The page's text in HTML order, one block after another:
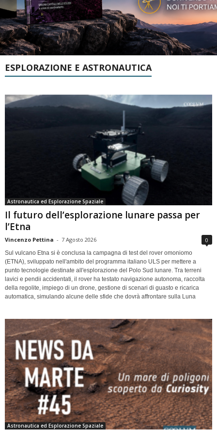
ESPLORAZIONE E ASTRONAUTICA
Astronautica ed Esplorazione Spaziale
Il futuro dell’esplorazione lunare passa per
l’Etna
Vincenzo Pettina - 7 Agosto 2026 0
Sul vulcano Etna si è conclusa la campagna di test del rover omoniomo
(ETNA), sviluppato nell'ambito del programma italiano ULS per mettere a
punto tecnologie destinate all'esplorazione del Polo Sud lunare. Tra terreni
lavici e pendii accidentati, il rover ha testato navigazione autonoma, raccolta
della regolite, impiego di un drone, gestione di scenari di guasto e ricarica
automatica, simulando alcune delle sfide che dovrà affrontare sulla Luna
Astronautica ed Esplorazione Spaziale